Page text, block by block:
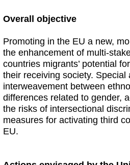
Overall objective
Promoting in the EU a new,
the enhancement of multi-
countries migrants’ potential
their receiving society.
interweavement between
differences related to gender,
the risks of intersectional
measures for activating third
EU.